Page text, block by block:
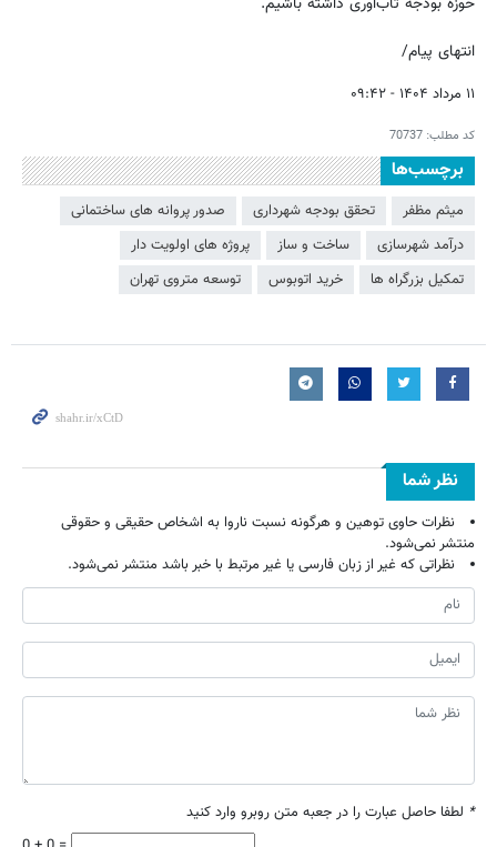
انتهای پیام/
۱۱ مرداد ۱۴۰۴ - ۰۹:۴۲
کد مطلب: 70737
برچسب‌ها
میثم مظفر تحقق بودجه شهرداری
صدور پروانه های ساختمانی
درآمد شهرسازی
ساخت و ساز
پروژه های اولویت دار
تمکیل بزرگراه ها
خرید اتوبوس توسعه متروی تهران
نظر شما
نظرات حاوی توهین و هرگونه نسبت ناروا به اشخاص حقیقی و حقوقی
منتشر نمی‌شود.
نظراتی که غیر از زبان فارسی یا غیر مرتبط با خبر باشد منتشر نمی‌شود.
* لطفا حاصل عبارت را در جعبه متن روبرو وارد کنید